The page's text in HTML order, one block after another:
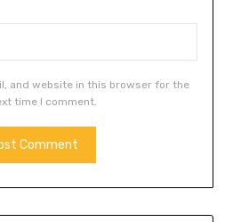
and website in this browser for the
time I comment.